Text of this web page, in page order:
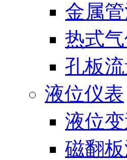
金属
热式
孔板
液位仪表
液位
磁翻